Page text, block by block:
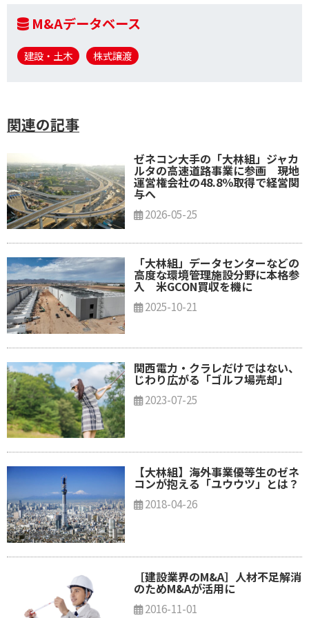
M&Aデータベース
建設・土木 株式譲渡
関連の記事
ゼネコン大手の「大林組」ジャカ
ルタの高速道路事業に参画 現地
運営権会社の48.8％取得で経営関
与へ
2026-05-25
「大林組」データセンターなどの
高度な環境管理施設分野に本格参
入 米GCON買収を機に
2025-10-21
関西電力・クラレだけではない、
じわり広がる「ゴルフ場売却」
2023-07-25
【大林組】海外事業優等生のゼネ
コンが抱える「ユウウツ」とは？
2018-04-26
［建設業界のM&A］人材不足解消
のためM&Aが活用に
2016-11-01